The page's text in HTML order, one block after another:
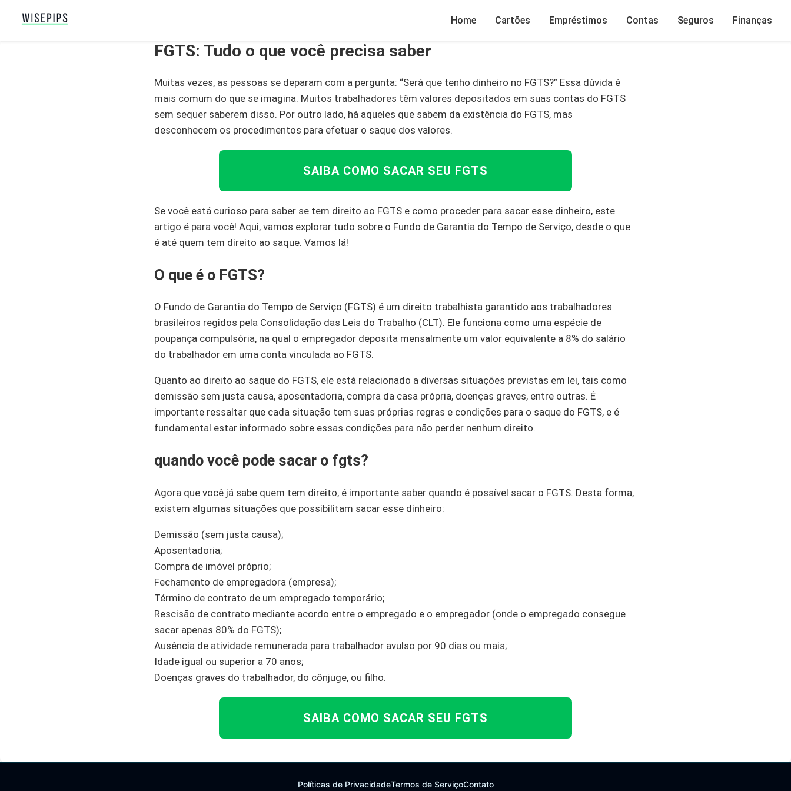
Home Cartões Empréstimos Contas Seguros Finanças
FGTS: Tudo o que você precisa saber
Muitas vezes, as pessoas se deparam com a pergunta: “Será que tenho dinheiro no FGTS?” Essa dúvida é
mais comum do que se imagina. Muitos trabalhadores têm valores depositados em suas contas do FGTS
sem sequer saberem disso. Por outro lado, há aqueles que sabem da existência do FGTS, mas
desconhecem os procedimentos para efetuar o saque dos valores.
SAIBA COMO SACAR SEU FGTS
Se você está curioso para saber se tem direito ao FGTS e como proceder para sacar esse dinheiro, este
artigo é para você! Aqui, vamos explorar tudo sobre o Fundo de Garantia do Tempo de Serviço, desde o que
é até quem tem direito ao saque. Vamos lá!
O que é o FGTS?
O Fundo de Garantia do Tempo de Serviço (FGTS) é um direito trabalhista garantido aos trabalhadores
brasileiros regidos pela Consolidação das Leis do Trabalho (CLT). Ele funciona como uma espécie de
poupança compulsória, na qual o empregador deposita mensalmente um valor equivalente a 8% do salário
do trabalhador em uma conta vinculada ao FGTS.
Quanto ao direito ao saque do FGTS, ele está relacionado a diversas situações previstas em lei, tais como
demissão sem justa causa, aposentadoria, compra da casa própria, doenças graves, entre outras. É
importante ressaltar que cada situação tem suas próprias regras e condições para o saque do FGTS, e é
fundamental estar informado sobre essas condições para não perder nenhum direito.
quando você pode sacar o fgts?
Agora que você já sabe quem tem direito, é importante saber quando é possível sacar o FGTS. Desta forma,
existem algumas situações que possibilitam sacar esse dinheiro:
Demissão (sem justa causa);
Aposentadoria;
Compra de imóvel próprio;
Fechamento de empregadora (empresa);
Término de contrato de um empregado temporário;
Rescisão de contrato mediante acordo entre o empregado e o empregador (onde o empregado consegue
sacar apenas 80% do FGTS);
Ausência de atividade remunerada para trabalhador avulso por 90 dias ou mais;
Idade igual ou superior a 70 anos;
Doenças graves do trabalhador, do cônjuge, ou filho.
SAIBA COMO SACAR SEU FGTS
Políticas de PrivacidadeTermos de ServiçoContato